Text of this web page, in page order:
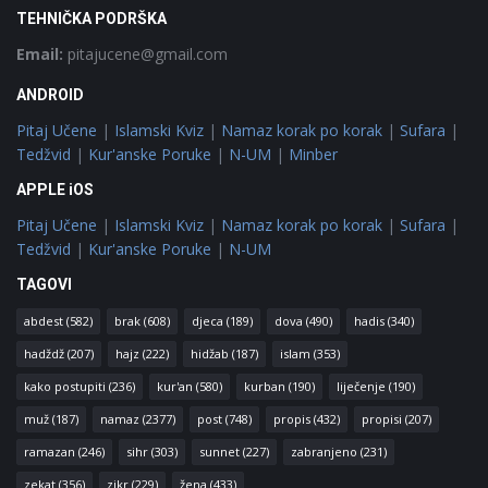
TEHNIČKA PODRŠKA
Email: pitajucene@gmail.com
ANDROID
Pitaj Učene | Islamski Kviz | Namaz korak po korak | Sufara |
Tedžvid | Kur'anske Poruke | N-UM | Minber
APPLE iOS
Pitaj Učene | Islamski Kviz | Namaz korak po korak | Sufara |
Tedžvid | Kur'anske Poruke | N-UM
TAGOVI
abdest (582) brak (608) djeca (189) dova (490) hadis (340)
hadždž (207) hajz (222) hidžab (187) islam (353)
kako postupiti (236) kur'an (580) kurban (190) liječenje (190)
muž (187) namaz (2377) post (748) propis (432) propisi (207)
ramazan (246) sihr (303) sunnet (227) zabranjeno (231)
zekat (356) zikr (229) žena (433)